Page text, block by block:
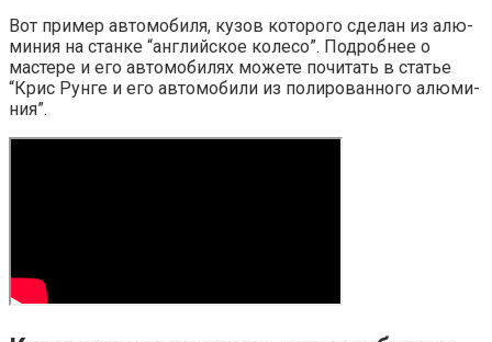
Вот при­мер авто­мо­би­ля, кузов кото­ро­го сде­лан из алю­
ми­ния на стан­ке “англий­ское коле­со”. Подроб­нее о
масте­ре и его авто­мо­би­лях може­те почи­тать в ста­тье
“Крис Рун­ге и его авто­мо­би­ли из поли­ро­ван­но­го алю­ми­
ния”.